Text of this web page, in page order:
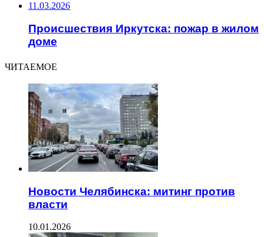
11.03.2026
Происшествия Иркутска: пожар в жилом
доме
ЧИТАЕМОЕ
Новости Челябинска: митинг против
власти
10.01.2026